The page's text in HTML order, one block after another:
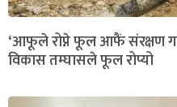
‘आफूले रोप्ने फूल आफैं संरक्षण
विकास तम्घासले फूल रोप्यो